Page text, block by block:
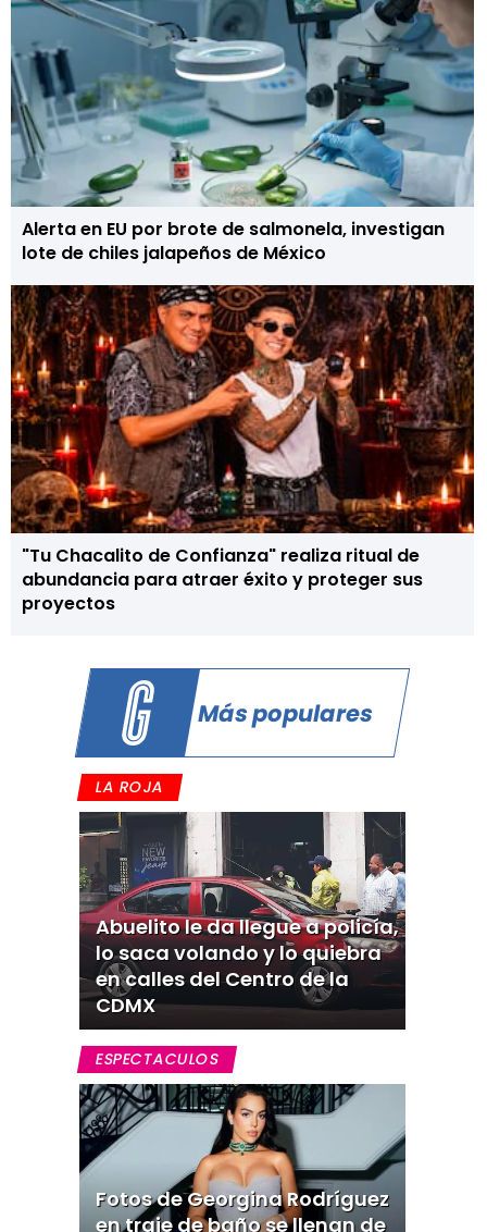
Alerta en EU por brote de salmonela, investigan
lote de chiles jalapeños de México
"Tu Chacalito de Confianza" realiza ritual de
abundancia para atraer éxito y proteger sus
proyectos
Más populares
LA ROJA
Abuelito le da llegue a policía,
lo saca volando y lo quiebra
en calles del Centro de la
CDMX
ESPECTACULOS
Fotos de Georgina Rodríguez
en traje de baño se llenan de